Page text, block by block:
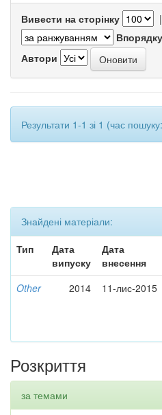
Вивести на сторінку |
Автори
Результати 1-1 зі 1 (час
Знайдені матеріали:
Тип
Дата
випуску
Дата
внесення
Other 2014 11-лис-2015
Розкриття
за темами